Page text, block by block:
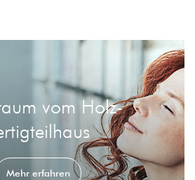
vom Holz-
Mehr erfahren